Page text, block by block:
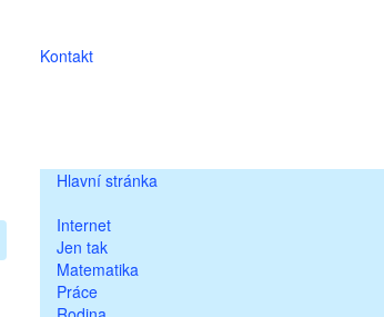
Kontakt
Hlavní stránka
Internet
Jen tak
Matematika
Práce